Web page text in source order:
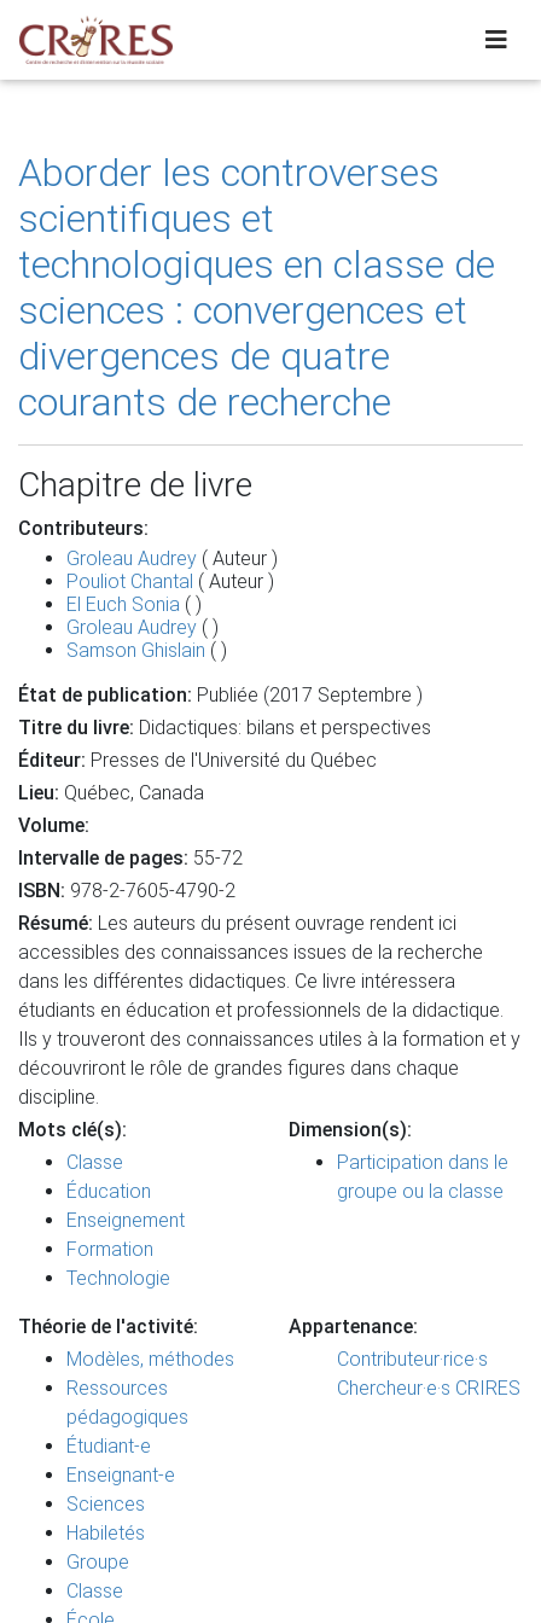
Aborder les controverses
scientifiques et
technologiques en classe de
sciences : convergences et
divergences de quatre
courants de recherche
Chapitre de livre
Contributeurs:
Groleau Audrey ( Auteur )
Pouliot Chantal ( Auteur )
El Euch Sonia ( )
Groleau Audrey ( )
Samson Ghislain ( )
État de publication: Publiée (2017 Septembre )
Titre du livre: Didactiques: bilans et perspectives
Éditeur: Presses de l'Université du Québec
Lieu: Québec, Canada
Volume:
Intervalle de pages: 55-72
ISBN: 978-2-7605-4790-2
Résumé: Les auteurs du présent ouvrage rendent ici
accessibles des connaissances issues de la recherche
dans les différentes didactiques. Ce livre intéressera
étudiants en éducation et professionnels de la didactique.
Ils y trouveront des connaissances utiles à la formation et y
découvriront le rôle de grandes figures dans chaque
discipline.
Mots clé(s):
Classe
Éducation
Enseignement
Formation
Technologie
Dimension(s):
Participation dans le
groupe ou la classe
Théorie de l'activité:
Modèles, méthodes
Ressources
pédagogiques
Étudiant-e
Enseignant-e
Sciences
Habiletés
Groupe
Classe
Appartenance:
Contributeur·rice·s
Chercheur·e·s CRIRES